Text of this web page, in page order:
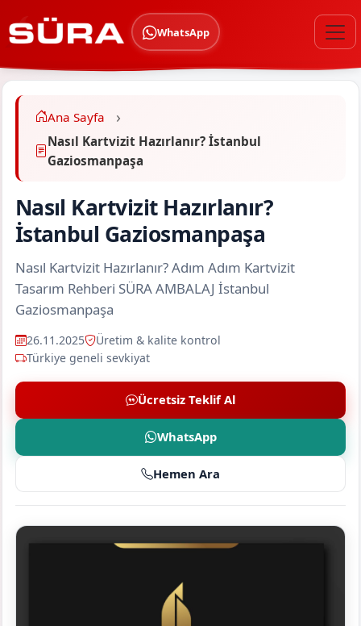
WhatsApp
Ana Sayfa
Nasıl Kartvizit Hazırlanır? İstanbul
Gaziosmanpaşa
Nasıl Kartvizit Hazırlanır?
İstanbul Gaziosmanpaşa
Nasıl Kartvizit Hazırlanır? Adım Adım Kartvizit
Tasarım Rehberi SÜRA AMBALAJ İstanbul
Gaziosmanpaşa
26.11.2025
Üretim & kalite kontrol
Türkiye geneli sevkiyat
Ücretsiz Teklif Al
WhatsApp
Hemen Ara